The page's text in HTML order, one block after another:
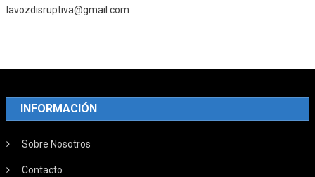
lavozdisruptiva@gmail.com
INFORMACIÓN
Sobre Nosotros
Contacto